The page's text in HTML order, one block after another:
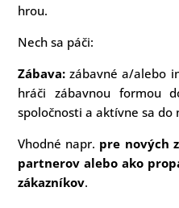
hrou.
Nech sa páči:
Zábava: zábavné a/alebo
hráči zábavnou formou
spoločnosti a aktívne sa do
Vhodné napr. pre nových
partnerov alebo ako
zákazníkov.